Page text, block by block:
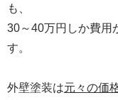
も、
30～40万円しか費用
す。
外壁塗装は元々の価